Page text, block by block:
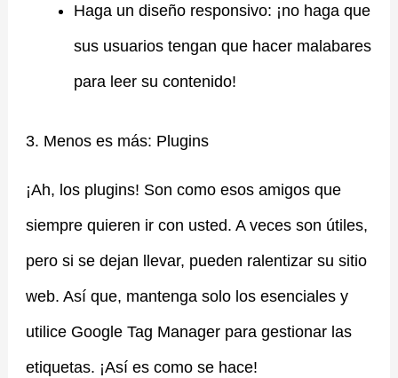
Haga un diseño responsivo: ¡no haga que
sus usuarios tengan que hacer malabares
para leer su contenido!
3. Menos es más: Plugins
¡Ah, los plugins! Son como esos amigos que
siempre quieren ir con usted. A veces son útiles,
pero si se dejan llevar, pueden ralentizar su sitio
web. Así que, mantenga solo los esenciales y
utilice Google Tag Manager para gestionar las
etiquetas. ¡Así es como se hace!